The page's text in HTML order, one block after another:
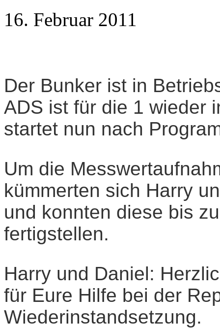
16. Februar 2011
Der Bunker ist in
ADS ist für die 1 wieder
startet nun nach
Um die
kümmerten sich Harry
und konnten diese bis
fertigstellen.
Harry und Daniel:
für Eure Hilfe bei der
Wiederinstandsetzung.